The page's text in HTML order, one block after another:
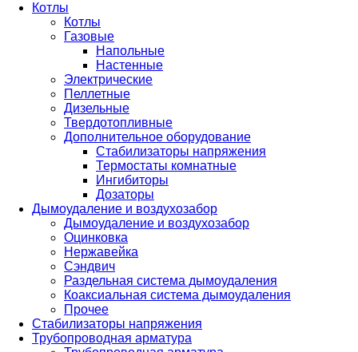
Котлы
Котлы
Газовые
Напольные
Настенные
Электрические
Пеллетные
Дизельные
Твердотопливные
Дополнительное оборудование
Стабилизаторы напряжения
Термостаты комнатные
Ингибиторы
Дозаторы
Дымоудаление и воздухозабор
Дымоудаление и воздухозабор
Оцинковка
Нержавейка
Сэндвич
Раздельная система дымоудаления
Коаксиальная система дымоудаления
Прочее
Стабилизаторы напряжения
Трубопроводная арматура